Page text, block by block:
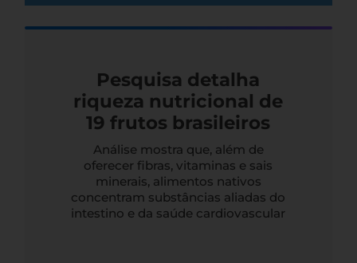
Pesquisa detalha
riqueza nutricional de
19 frutos brasileiros
Análise mostra que, além de
oferecer fibras, vitaminas e sais
minerais, alimentos nativos
concentram substâncias aliadas do
intestino e da saúde cardiovascular